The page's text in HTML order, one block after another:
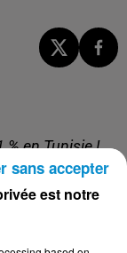
% en Tunisie !
est notre
sans accepter